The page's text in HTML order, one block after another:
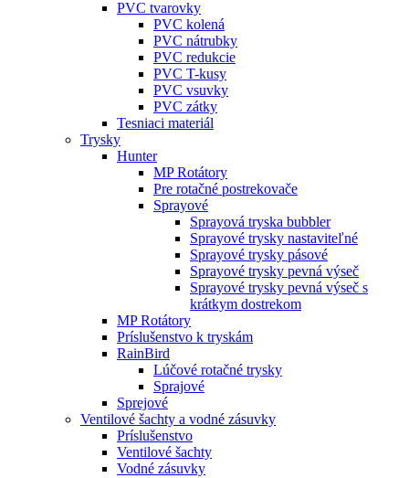
PVC tvarovky
PVC kolená
PVC nátrubky
PVC redukcie
PVC T-kusy
PVC vsuvky
PVC zátky
Tesniaci materiál
Trysky
Hunter
MP Rotátory
Pre rotačné postrekovače
Sprayové
Sprayová tryska bubbler
Sprayové trysky nastaviteľné
Sprayové trysky pásové
Sprayové trysky pevná výseč
Sprayové trysky pevná výseč s
krátkym dostrekom
MP Rotátory
Príslušenstvo k tryskám
RainBird
Lúčové rotačné trysky
Sprajové
Sprejové
Ventilové šachty a vodné zásuvky
Príslušenstvo
Ventilové šachty
Vodné zásuvky